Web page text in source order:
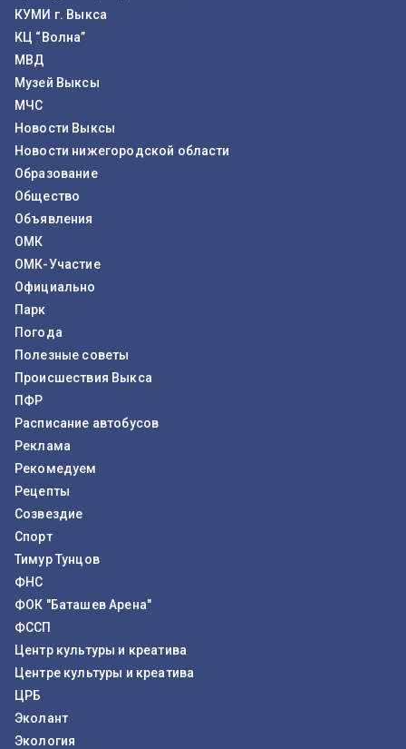
КУМИ г. Выкса
КЦ “Волна”
МВД
Музей Выксы
МЧС
Новости Выксы
Новости нижегородской области
Образование
Общество
Объявления
ОМК
ОМК-Участие
Официально
Парк
Погода
Полезные советы
Происшествия Выкса
ПФР
Расписание автобусов
Реклама
Рекомедуем
Рецепты
Созвездие
Спорт
Тимур Тунцов
ФНС
ФОК "Баташев Арена"
ФССП
Центр культуры и креатива
Центре культуры и креатива
ЦРБ
Эколант
Экология